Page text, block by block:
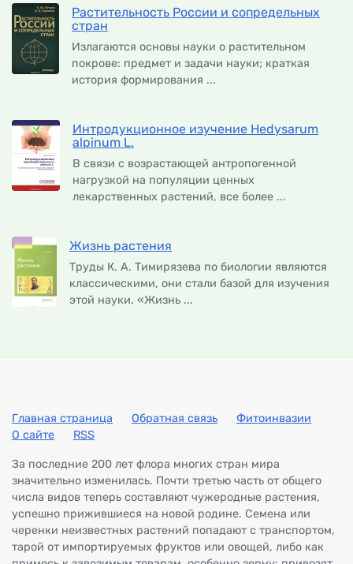
Растительность России и сопредельных
стран
Излагаются основы науки о растительном
покрове: предмет и задачи науки; краткая
история формирования ...
Интродукционное изучение Hedysarum
alpinum L.
В связи с возрастающей антропогенной
нагрузкой на популяции ценных
лекарственных растений, все более ...
Жизнь растения
Труды К. А. Тимирязева по биологии являются
классическими, они стали базой для изучения
этой науки. «Жизнь ...
Главная страница Обратная связь
Фитоинвазии
О сайте
RSS
За последние 200 лет флора многих стран мира
значительно изменилась. Почти третью часть от общего
числа видов теперь составляют чужеродные растения,
успешно прижившиеся на новой родине. Семена или
черенки неизвестных растений попадают с транспортом,
тарой от импортируемых фруктов или овощей, либо как